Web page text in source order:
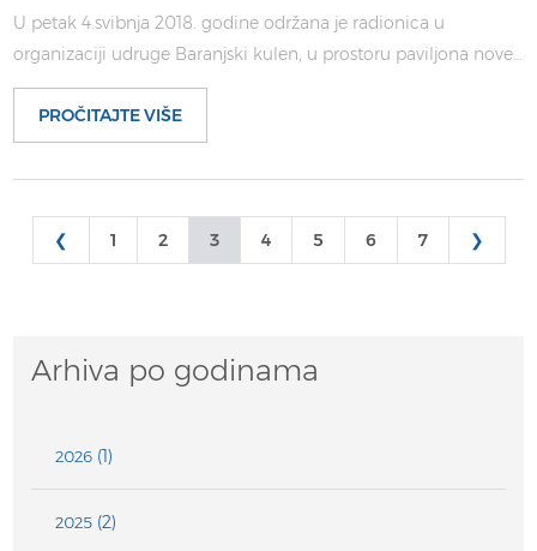
U petak 4.svibnja 2018. godine održana je radionica u
organizaciji udruge Baranjski kulen, u prostoru paviljona nove…
PROČITAJTE VIŠE
❮ 1 2 3 4 5 6 7 ❯
Arhiva po godinama
2026(1)
2025(2)